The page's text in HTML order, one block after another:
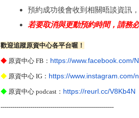
預約成功後會收到相關晤談資訊
若要取消與更動預約時間，請務
歡迎追蹤原資中心各平台喔！
◆原資中心 FB： https://www.facebook.com/
◆原資中心 IG： https://www.instagram.com/
◆原資中心 podcast： https://reurl.cc/V8Kb4N
---------------------------------------------------------